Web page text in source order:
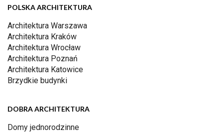
POLSKA ARCHITEKTURA
Architektura Warszawa
Architektura Kraków
Architektura Wrocław
Architektura Poznań
Architektura Katowice
Brzydkie budynki
DOBRA ARCHITEKTURA
Domy jednorodzinne